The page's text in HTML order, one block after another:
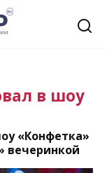
в шоу
«Конфетка»
вечеринкой